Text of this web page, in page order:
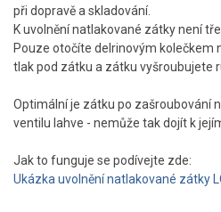
při dopravě a skladování.
K uvolnění natlakované zátky není
Pouze otočíte delrinovým kolečkem
tlak pod zátku a zátku vyšroubujete
Optimální je zátku po zašroubování
ventilu lahve - nemůže tak dojít k
Jak to funguje se podívejte zde:
Ukázka uvolnění natlakované zátky